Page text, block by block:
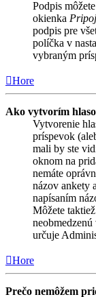
Podpis
okienka
podpis pre
políčka v
vybraným
Hore
Ako vytvorím
Vytvorenie
príspevok
mali by ste
oknom na
nemáte
názov ankety
napísaním
Môžete
určuje
Hore
Prečo nemôžem